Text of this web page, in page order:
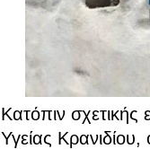
Κατόπιν σχετικής
Υγείας